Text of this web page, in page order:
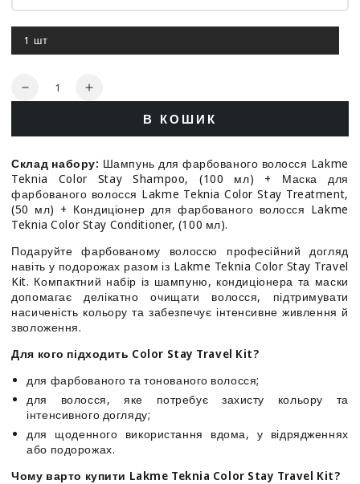
1 шт
Цей
варіант
Кількість
Зменшити
для
фарбованого
волосся
-
Teknia
Color
Stay
Travel
Kit
Збільшити
набір
для
фарбованого
волосся
-
Teknia
Color
Stay
Travel
Kit
В КОШИК
Склад набору: Шампунь для фарбованого волосся Lakme
Teknia Color Stay Shampoo, (100 мл) + Маска для
фарбованого волосся Lakme Teknia Color Stay Treatment,
(50 мл) + Кондиціонер для фарбованого волосся Lakme
Teknia Color Stay Conditioner, (100 мл).
Подаруйте фарбованому волоссю професійний догляд
навіть у подорожах разом із Lakme Teknia Color Stay Travel
Kit. Компактний набір із шампуню, кондиціонера та маски
допомагає делікатно очищати волосся, підтримувати
насиченість кольору та забезпечує інтенсивне живлення й
зволоження.
Для кого підходить Color Stay Travel Kit?
для фарбованого та тонованого волосся;
для волосся, яке потребує захисту кольору та
інтенсивного догляду;
для щоденного використання вдома, у відрядженнях
або подорожах.
Чому варто купити Lakme Teknia Color Stay Travel Kit?